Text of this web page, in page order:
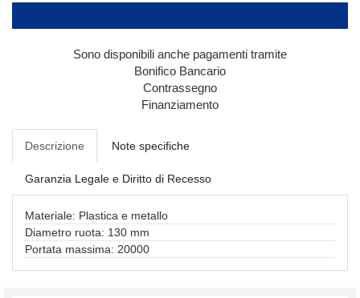
Sono disponibili anche pagamenti tramite
Bonifico Bancario
Contrassegno
Finanziamento
Descrizione Note specifiche
Garanzia Legale e Diritto di Recesso
Materiale: Plastica e metallo
Diametro ruota: 130 mm
Portata massima: 20000